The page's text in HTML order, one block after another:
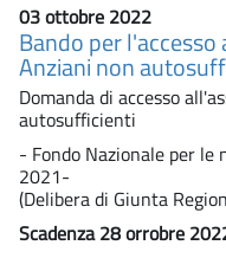
03 ottobre 2022
Bando per l'accesso
Anziani non
Domanda di accesso
autosufficienti
- Fondo Nazionale per
2021-
(Delibera di Giunta
Scadenza 28 orrobre